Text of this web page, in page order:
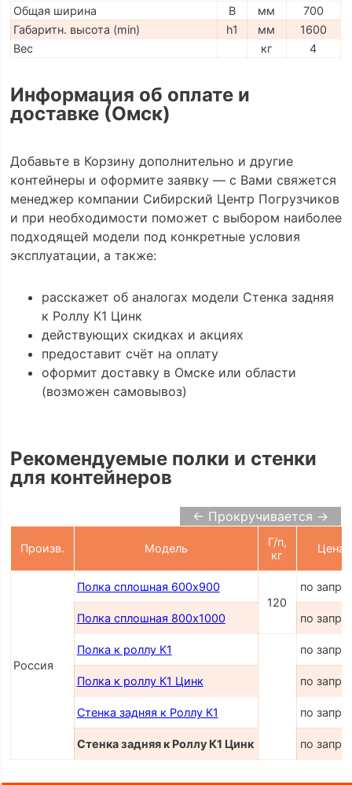
Общая ширина B мм
700
Габаритн. высота (min)
h1 мм
1600
Вес
кг 4
Информация об оплате и
доставке (Омск)
Добавьте в Корзину дополнительно и другие
контейнеры и оформите заявку — с Вами свяжется
менеджер компании Сибирский Центр Погрузчиков
и при необходимости поможет с выбором наиболее
подходящей модели под конкретные условия
эксплуатации, а также:
расскажет об аналогах модели Стенка задняя
к Роллу К1 Цинк
действующих скидках и акциях
предоставит счёт на оплату
оформит доставку в Омске или области
(возможен самовывоз)
Рекомендуемые полки и стенки
для контейнеров
← Прокручивается →
Произв. Модель
Г/п,
кг
Цена
Россия
Полка сплошная 600х900
120
по
Полка сплошная 800х1000 по
Полка к роллу К1 по
Полка к роллу К1 Цинк по
Стенка задняя к Роллу К1 по
Стенка задняя к Роллу К1 Цинк по